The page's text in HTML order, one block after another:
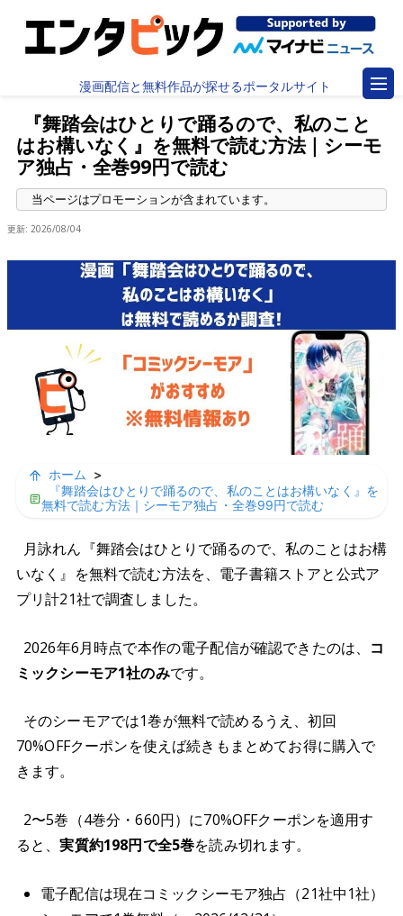
漫画配信と無料作品が探せるポータルサイト
『舞踏会はひとりで踊るので、私のこと
はお構いなく』を無料で読む方法｜シーモ
ア独占・全巻99円で読む
更新: 2026/08/04
ホーム
>
『舞踏会はひとりで踊るので、私のことはお構いなく』を
無料で読む方法｜シーモア独占・全巻99円で読む
月詠れん『舞踏会はひとりで踊るので、私のことはお構
いなく』を無料で読む方法を、電子書籍ストアと公式ア
プリ計21社で調査しました。
2026年6月時点で本作の電子配信が確認できたのは、 コ
ミックシーモア1社のみです。
そのシーモアでは1巻が無料で読めるうえ、初回
70%OFFクーポンを使えば続きもまとめてお得に購入で
きます。
2〜5巻（4巻分・660円）に70%OFFクーポンを適用す
ると、実質約198円で全5巻を読み切れます。
電子配信は現在コミックシーモア独占（21社中1社）